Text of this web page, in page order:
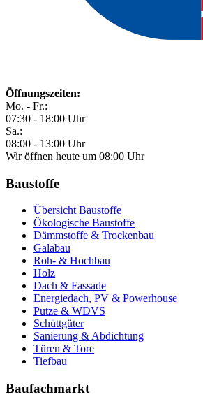
Öffnungszeiten:
Mo. - Fr.:
07:30 - 18:00 Uhr
Sa.:
08:00 - 13:00 Uhr
Wir öffnen heute um 08:00 Uhr
Baustoffe
Übersicht Baustoffe
Ökologische Baustoffe
Dämmstoffe & Trockenbau
Galabau
Roh- & Hochbau
Holz
Dach & Fassade
Energiedach, PV & Powerhouse
Putze & WDVS
Schüttgüter
Sanierung & Abdichtung
Türen & Tore
Tiefbau
Baufachmarkt